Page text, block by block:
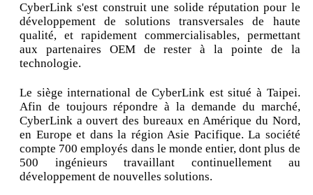
CyberLink s'est construit une solide réputation pour le
développement de solutions transversales de haute
qualité, et rapidement commercialisables, permettant
aux partenaires OEM de rester à la pointe de la
technologie.
Le siège international de CyberLink est situé à Taipei.
Afin de toujours répondre à la demande du marché,
CyberLink a ouvert des bureaux en Amérique du Nord,
en Europe et dans la région Asie Pacifique. La société
compte 700 employés dans le monde entier, dont plus de
500 ingénieurs travaillant continuellement au
développement de nouvelles solutions.